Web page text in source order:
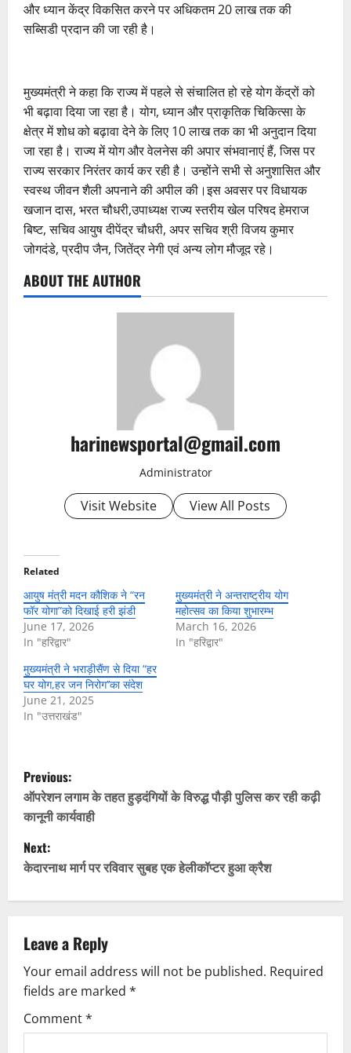
और ध्यान केंद्र विकसित करने पर अधिकतम 20 लाख तक की
सब्सिडी प्रदान की जा रही है।
मुख्यमंत्री ने कहा कि राज्य में पहले से संचालित हो रहे योग केंद्रों को
भी बढ़ावा दिया जा रहा है। योग, ध्यान और प्राकृतिक चिकित्सा के
क्षेत्र में शोध को बढ़ावा देने के लिए 10 लाख तक का भी अनुदान दिया
जा रहा है। राज्य में योग और वेलनेस की अपार संभवानाएं हैं, जिस पर
राज्य सरकार निरंतर कार्य कर रही है। उन्होंने सभी से अनुशासित और
स्वस्थ जीवन शैली अपनाने की अपील की।इस अवसर पर विधायक
खजान दास, भरत चौधरी,उपाध्यक्ष राज्य स्तरीय खेल परिषद हेमराज
बिष्ट, सचिव आयुष दीपेंद्र चौधरी, अपर सचिव श्री विजय कुमार
जोगदंडे, प्रदीप जैन, जितेंद्र नेगी एवं अन्य लोग मौजूद रहे।
ABOUT THE AUTHOR
harinewsportal@gmail.com
Administrator
Visit Website View All Posts
Related
आयुष मंत्री मदन कौशिक ने “रन
फॉर योगा”को दिखाई हरी झंडी
June 17, 2026
In "हरिद्वार"
मुख्यमंत्री ने अन्तराष्ट्रीय योग
महोत्सव का किया शुभारम्भ
March 16, 2026
In "हरिद्वार"
मुख्यमंत्री ने भराड़ीसैंण से दिया “हर
घर योग,हर जन निरोग’’का संदेश
June 21, 2025
In "उत्तराखंड"
P
o
s
t
n
a
v
i
g
Previous:
ऑपरेशन लगाम के तहत हुड़दंगियों के विरुद्ध पौड़ी पुलिस कर रही कढ़ी
कानूनी कार्यवाही
Next:
केदारनाथ मार्ग पर रविवार सुबह एक हेलीकॉप्टर हुआ क्रैश
Leave a Reply
Your email address will not be published. Required
fields are marked *
Comment*